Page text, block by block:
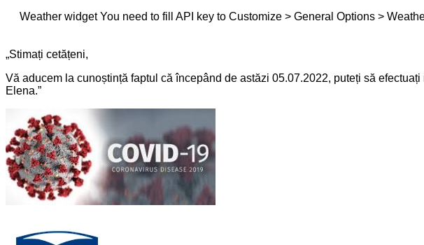
Weather widgetYou need to fill API key to Customize > General Options >
„Stimați cetățeni,
Vă aducem la cunoștință faptul că începând de astăzi 05.07.2022, puteți să
Elena.”